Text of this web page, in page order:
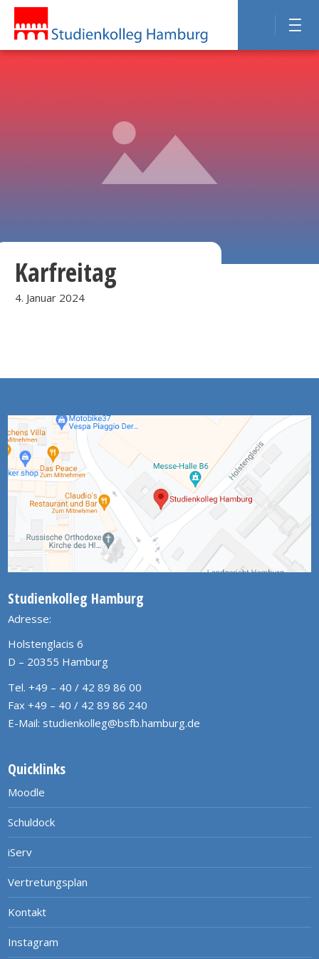
Karfreitag
4. Januar 2024
Studienkolleg Hamburg
Adresse:
Holstenglacis 6
D – 20355 Hamburg
Tel. +49 – 40 / 42 89 86 00
Fax +49 – 40 / 42 89 86 240
E-Mail: studienkolleg@bsfb.hamburg.de
Quicklinks
Moodle
Schuldock
iServ
Vertretungsplan
Kontakt
Instagram